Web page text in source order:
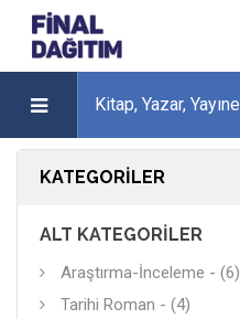
KATEGORILER
ALT KATEGORILER
Araştırma-İnceleme - (6)
Tarihi Roman - (4)